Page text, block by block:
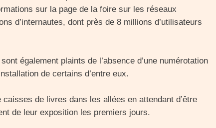
sur la page de la foire sur les réseaux
d’internautes, dont près de 8 millions d’utilisateurs
également plaints de l’absence d’une numérotation
de certains d’entre eux.
de livres dans les allées en attendant d’être
de leur exposition les premiers jours.